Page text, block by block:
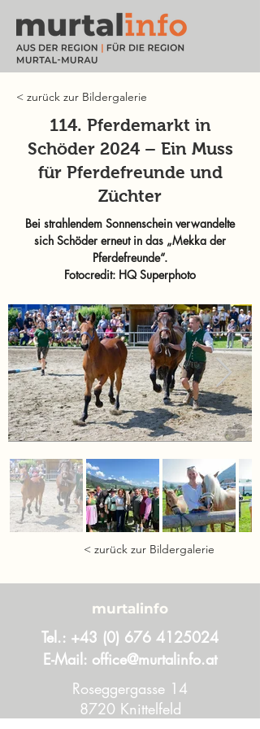
< zurück zur Bildergalerie
114. Pferdemarkt in
Schöder 2024 – Ein Muss
für Pferdefreunde und
Züchter
Bei strahlendem Sonnenschein verwandelte
sich Schöder erneut in das „Mekka der
Pferdefreunde“.
Fotocredit: HQ Superphoto
< zurück zur Bildergalerie
murtalinfo
Tel.: +43 (0) 676 4125024
E-Mail: office@murtalinfo.at
Roseggergasse 14
8720 Knittelfeld